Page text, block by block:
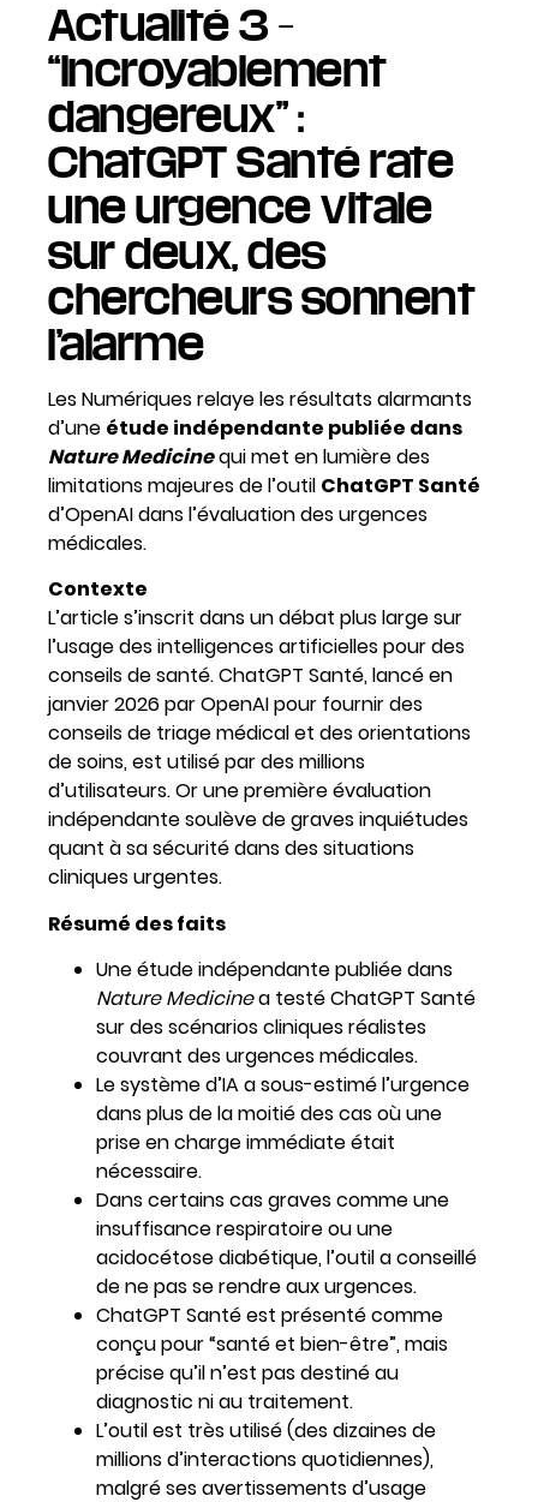
Actualité 3 –
“Incroyablement
dangereux” :
ChatGPT Santé rate
une urgence vitale
sur deux, des
chercheurs sonnent
l’alarme
Les Numériques relaye les résultats alarmants
d’une étude indépendante publiée dans
Nature Medicinequi met en lumière des
limitations majeures de l’outil ChatGPT Santé
d’OpenAI dans l’évaluation des urgences
médicales.
Contexte
L’article s’inscrit dans un débat plus large sur
l’usage des intelligences artificielles pour des
conseils de santé. ChatGPT Santé, lancé en
janvier 2026 par OpenAI pour fournir des
conseils de triage médical et des orientations
de soins, est utilisé par des millions
d’utilisateurs. Or une première évaluation
indépendante soulève de graves inquiétudes
quant à sa sécurité dans des situations
cliniques urgentes.
Résumé des faits
Une étude indépendante publiée dans
Nature Medicinea testé ChatGPT Santé
sur des scénarios cliniques réalistes
couvrant des urgences médicales.
Le système d’IA a sous-estimé l’urgence
dans plus de la moitié des cas où une
prise en charge immédiate était
nécessaire.
Dans certains cas graves comme une
insuffisance respiratoire ou une
acidocétose diabétique, l’outil a conseillé
de ne pas se rendre aux urgences.
ChatGPT Santé est présenté comme
conçu pour “santé et bien-être”, mais
précise qu’il n’est pas destiné au
diagnostic ni au traitement.
L’outil est très utilisé (des dizaines de
millions d’interactions quotidiennes),
malgré ses avertissements d’usage